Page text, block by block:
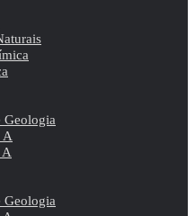
Geologia
A
A
Geologia